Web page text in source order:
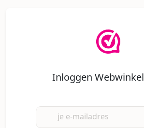
Inloggen
je e-mailadres